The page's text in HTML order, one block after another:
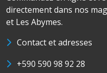
directement dans nos
et Les Abymes.
Contact et adresses
+590 590 98 92 28